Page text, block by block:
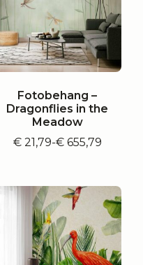
Fotobehang –
Dragonflies in the
Meadow
€21,79-€655,79
Prijsklasse:
€ 655,79